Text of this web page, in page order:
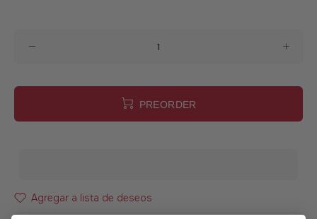
PREORDER
Agregar a lista de deseos